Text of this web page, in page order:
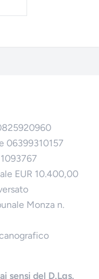
06399310157
EUR 10.400,00
Monza n.
sensi del D.Lgs.